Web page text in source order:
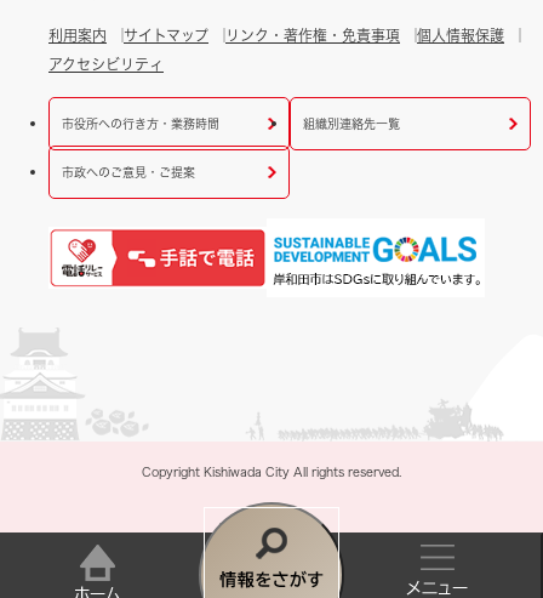
情
利用案内 サイトマップ リンク・著作権・免責事項
個人情報保護
アクセシビリティ
市役所への行き方・業務時間 組織別連絡先一覧
市政へのご意見・ご提案
Copyright Kishiwada City All rights reserved.